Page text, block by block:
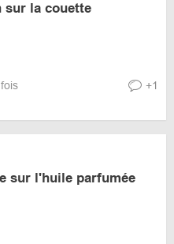
sur la couette
+1
sur l'huile parfumée